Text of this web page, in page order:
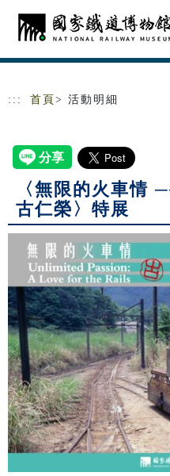
跳到主要內容
網站導覽
::: 首頁 > 活動明細
〈無限的火車情
古仁榮〉特展